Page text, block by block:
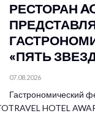
РЕСТОРАН
«ПЯТЬ
07.08.2026
Гастрономический
HOTEL